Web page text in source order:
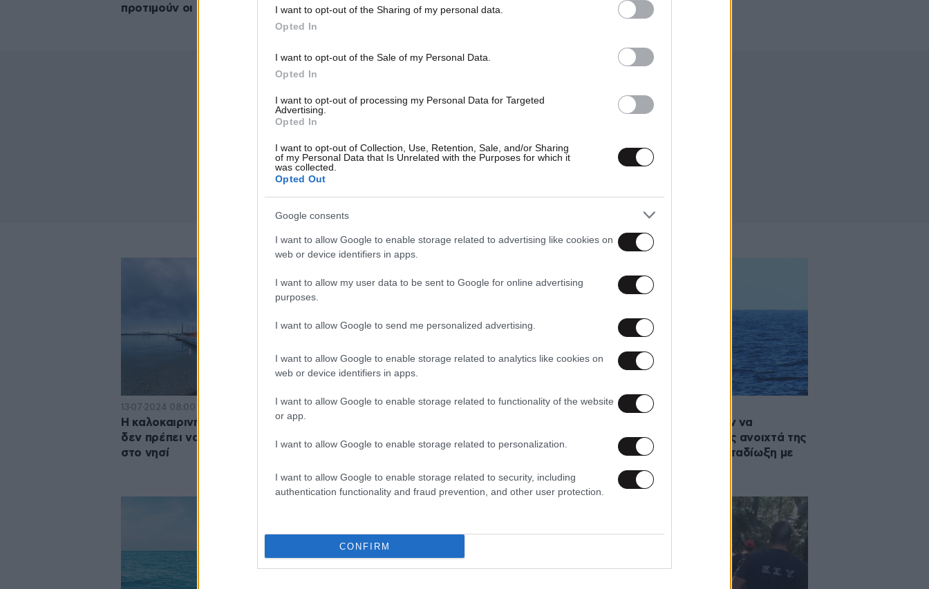
I want to opt-out of the Sharing of my personal data.
Opted In
I want to opt-out of the Sale of my Personal Data.
Opted In
I want to opt-out of processing my Personal Data for Targeted
Advertising.
Opted In
I want to opt-out of Collection, Use, Retention, Sale, and/or Sharing
of my Personal Data that Is Unrelated with the Purposes for which it
was collected.
Opted Out
Google consents
I want to allow Google to enable storage related to advertising like cookies on
web or device identifiers in apps.
I want to allow my user data to be sent to Google for online advertising
purposes.
I want to allow Google to send me personalized advertising.
I want to allow Google to enable storage related to analytics like cookies on
web or device identifiers in apps.
I want to allow Google to enable storage related to functionality of the website
or app.
I want to allow Google to enable storage related to personalization.
I want to allow Google to enable storage related to security, including
authentication functionality and fraud prevention, and other user protection.
CONFIRM
προτιμούν οι Ελβετοί
μία παγκόσμια πρεμιέρα
Κασονησίου
13·07·2024 08:00
Η καλοκαιρινή έκθεση στη Σάμο που
δεν πρέπει να χάσετε, αν βρεθείτε
στο νησί
12·07·2024 23:11
θάλασσα και πέθαναν και οι δύο
06·07·2024 00:10
Διακίνητες προσπάθησαν να
περάσουν 23 μετανάστες ανοιχτά της
Σάμου – Ακολούθησε καταδίωξη με
το Λιμενικό